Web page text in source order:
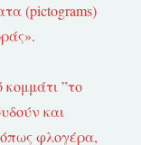
(pictograms)
”το
και
φλογέρα,